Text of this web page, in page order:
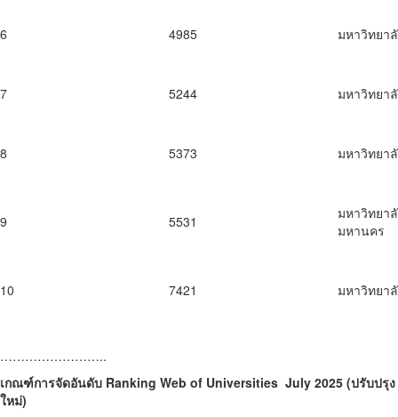
6 4985 มหาวิทยา
7 5244 มหาวิทยา
8 5373 มหาวิทยา
9 5531
มหาวิทยา
มหานคร
10 7421 มหาวิทยา
……………………..
เกณฑ์การจัดอันดับ Ranking Web of Universities July 2025 (ปรับปรุง
ใหม่)